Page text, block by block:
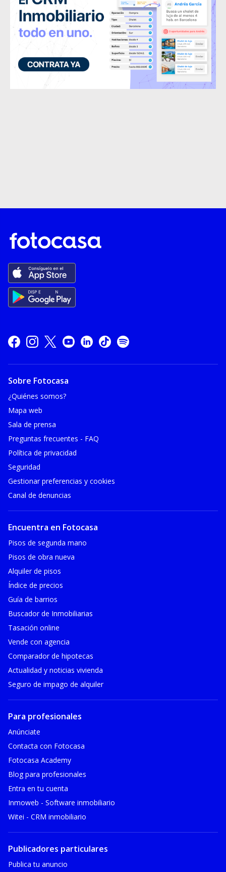
Sobre Fotocasa
¿Quiénes somos?
Mapa web
Sala de prensa
Preguntas frecuentes - FAQ
Política de privacidad
Seguridad
Gestionar preferencias y cookies
Canal de denuncias
Encuentra en Fotocasa
Pisos de segunda mano
Pisos de obra nueva
Alquiler de pisos
Índice de precios
Guía de barrios
Buscador de Inmobiliarias
Tasación online
Vende con agencia
Comparador de hipotecas
Actualidad y noticias vivienda
Seguro de impago de alquiler
Para profesionales
Anúnciate
Contacta con Fotocasa
Fotocasa Academy
Blog para profesionales
Entra en tu cuenta
Inmoweb - Software inmobiliario
Witei - CRM inmobiliario
Publicadores particulares
Publica tu anuncio